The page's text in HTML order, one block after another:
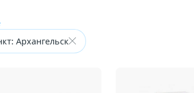
Архангельск